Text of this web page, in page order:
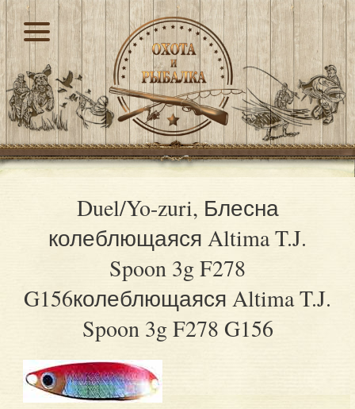
Duel/Yo-zuri, Блесна
колеблющаяся Altima T.J.
Spoon 3g F278
G156колеблющаяся Altima T.J.
Spoon 3g F278 G156